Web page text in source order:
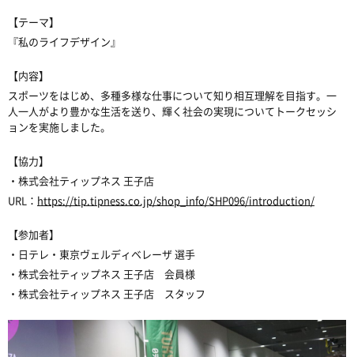
【テーマ】
『私のライフデザイン』
【内容】
スポーツをはじめ、多種多様な仕事について知り相互理解を目指す。一
人一人がより豊かな生活を送り、輝く社会の実現についてトークセッシ
ョンを実施しました。
【協力】
・株式会社ティップネス 王子店
URL： https://tip.tipness.co.jp/shop_info/SHP096/introduction/
【参加者】
・日テレ・東京ヴェルディベレーザ 選手
・株式会社ティップネス 王子店 会員様
・株式会社ティップネス 王子店 スタッフ